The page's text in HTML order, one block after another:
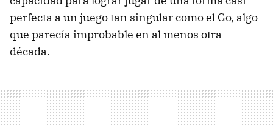
perfecta a un juego tan singular como el Go, algo
que parecía improbable en al menos otra
década.